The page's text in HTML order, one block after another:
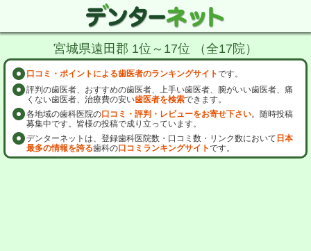
宮城県遠田郡 1位～17位 （全17院）
口コミ・ポイントによる歯医者のランキングサイトです。
評判の歯医者、おすすめの歯医者、上手い歯医者、腕がいい歯医者、痛
くない歯医者、治療費の安い歯医者を検索できます。
各地域の歯科医院の口コミ・評判・レビューをお寄せ下さい。随時投稿
募集中です。皆様の投稿で成り立っています。
デンターネットは、登録歯科医院数・口コミ数・リンク数において 日本
最多の情報を誇る歯科の口コミランキングサイトです。